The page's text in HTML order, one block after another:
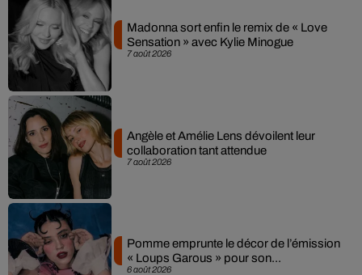
7 août 2026
Madonna sort enfin le remix de « Love
Sensation » avec Kylie Minogue
7 août 2026
Angèle et Amélie Lens dévoilent leur
collaboration tant attendue
6 août 2026
Pomme emprunte le décor de l’émission
« Loups Garous » pour son...